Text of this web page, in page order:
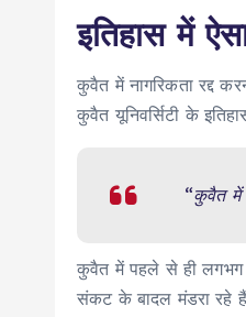
इतिहास में
कुवैत में नागरिकता रद्द
कुवैत यूनिवर्सिटी के
“कुवैत में
कुवैत में पहले से ही लगभग
संकट के बादल मंडरा रहे